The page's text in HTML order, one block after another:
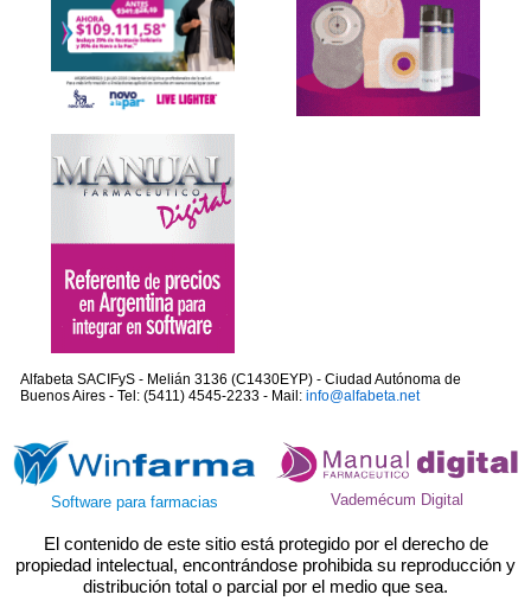
Alfabeta SACIFyS - Melián 3136 (C1430EYP) - Ciudad Autónoma de
Buenos Aires - Tel: (5411) 4545-2233 - Mail: info@alfabeta.net
Software para farmacias Vademécum Digital
El contenido de este sitio está protegido por el derecho de
propiedad intelectual, encontrándose prohibida su reproducción y
distribución total o parcial por el medio que sea.